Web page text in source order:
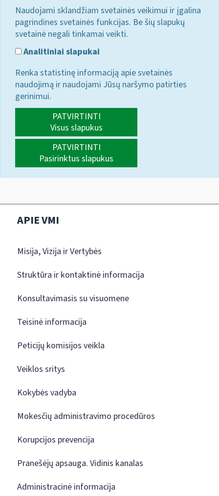
Naudojami sklandžiam svetainės veikimui ir įgalina
pagrindines svetainės funkcijas. Be šių slapukų
svetainė negali tinkamai veikti.
Analitiniai slapukai
Renka statistinę informaciją apie svetainės
naudojimą ir naudojami Jūsų naršymo patirties
gerinimui.
PATVIRTINTI
Visus slapukus
PATVIRTINTI
Pasirinktus slapukus
APIE VMI
Misija, Vizija ir Vertybės
Struktūra ir kontaktinė informacija
Konsultavimasis su visuomene
Teisinė informacija
Peticijų komisijos veikla
Veiklos sritys
Kokybės vadyba
Mokesčių administravimo procedūros
Korupcijos prevencija
Pranešėjų apsauga. Vidinis kanalas
Administracinė informacija